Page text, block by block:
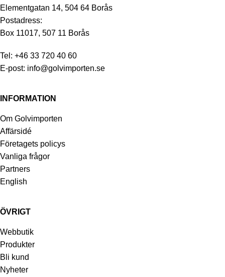
Elementgatan 14, 504 64 Borås
Postadress:
Box 11017, 507 11 Borås
Tel: +46 33 720 40 60
E-post: info@golvimporten.se
INFORMATION
Om Golvimporten
Affärsidé
Företagets policys
Vanliga frågor
Partners
English
ÖVRIGT
Webbutik
Produkter
Bli kund
Nyheter